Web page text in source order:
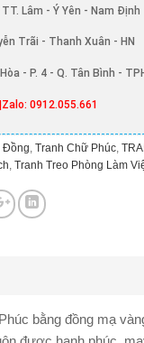
TT. Lâm - Ý Yên - Nam Định
Trãi - Thanh Xuân - HN
- P. 4 - Q. Tân Bình -
|Zalo: 0912.055.661
Đồng, Tranh Chữ Phúc,
, Tranh Treo Phòng Làm
bằng đồng mạ